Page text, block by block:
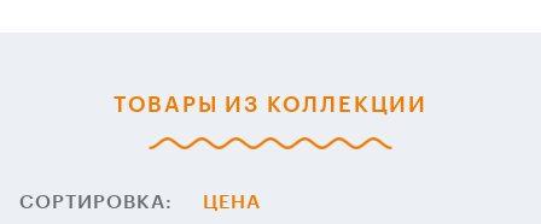
ТОВАРЫ ИЗ КОЛЛЕКЦИИ
СОРТИРОВКА: ЦЕНА